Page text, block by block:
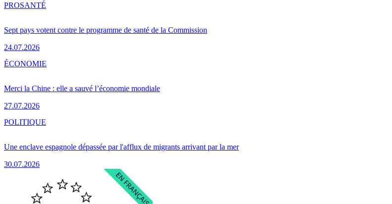
Sept pays votent contre le programme de santé de la Commission
24.07.2026
PROSANTÉ
Merci la Chine : elle a sauvé l’économie mondiale
27.07.2026
ÉCONOMIE
Une enclave espagnole dépassée par l'afflux de migrants arrivant par la mer
30.07.2026
POLITIQUE